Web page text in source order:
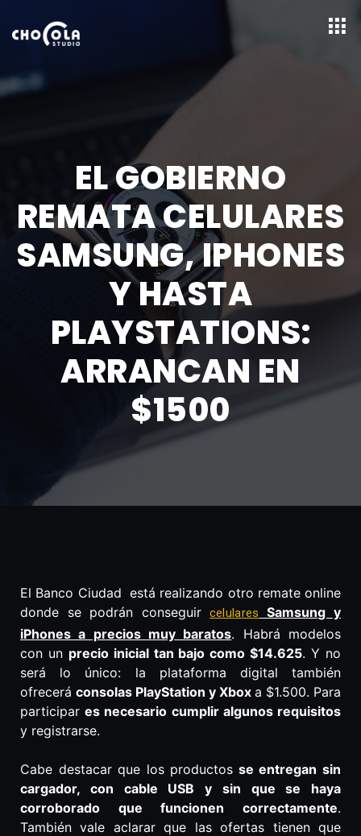
EL GOBIERNO
REMATA CELULARES
SAMSUNG, IPHONES
Y HASTA
PLAYSTATIONS:
ARRANCAN EN
$1500
El Banco Ciudad está realizando otro remate online
donde se podrán conseguir celulares
Samsung y
iPhones a precios muy baratos. Habrá modelos
con un precio inicial tan bajo como $14.625. Y no
será lo único: la plataforma digital también
ofrecerá consolas PlayStation y Xbox a $1.500. Para
participares necesario cumplir algunos requisitos
y registrarse.
Cabe destacar que los productos se entregan sin
cargador, con cable USB y sin que se haya
corroborado que funcionen correctamente.
También vale aclarar que las ofertas tienen que